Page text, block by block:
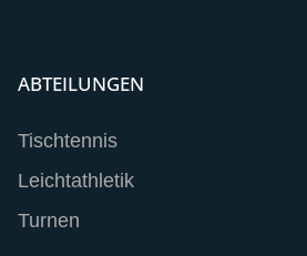
ABTEILUNGEN
Tischtennis
Leichtathletik
Turnen